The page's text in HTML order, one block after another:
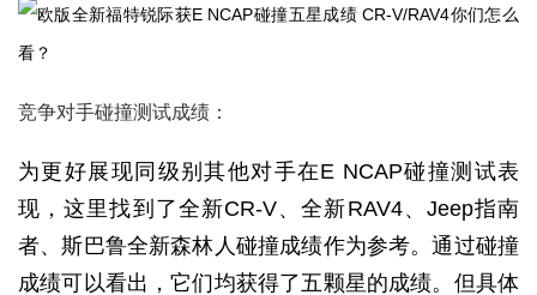
竞争对手碰撞测试成绩：
为更好展现同级别其他对手在E NCAP碰撞测试表
现，这里找到了全新CR-V、全新RAV4、Jeep指南
者、斯巴鲁全新森林人碰撞成绩作为参考。通过碰撞
成绩可以看出，它们均获得了五颗星的成绩。但具体